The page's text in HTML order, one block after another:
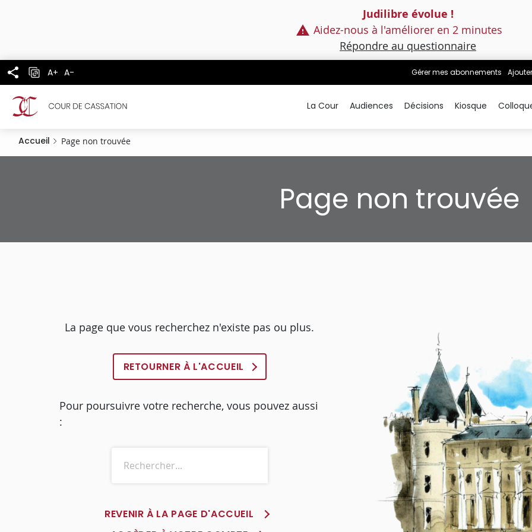
Judilibre évolue !
Aidez-nous à l'améliorer en 2 minutes
Répondre au questionnaire
A+ A- Gérer mes abonnements
La Cour Audiences Décisions Kiosque
Accueil Page non trouvée
Page non trouvée
La page que vous recherchez n'existe pas ou plus.
RETOURNER À L'ACCUEIL
Pour poursuivre votre recherche, vous pouvez aussi
:
REVENIR À LA PAGE D'ACCUEIL